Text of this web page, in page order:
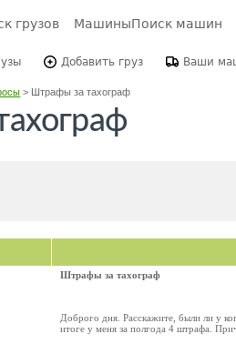
грузов МашиныПоиск машин
Добавить груз Ваши
> Штрафы за тахограф
Штрафы за тахограф
Доброго дня. Расскажите, были ли у
итоге у меня за полгода 4 штрафа.